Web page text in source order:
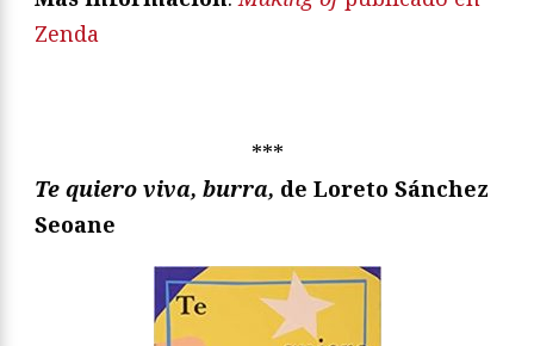
Zenda
***
Te quiero viva, burra, de Loreto Sánchez
Seoane